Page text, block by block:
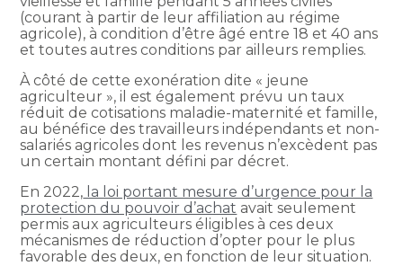
(courant à partir de leur affiliation au régime
agricole), à condition d’être âgé entre 18 et 40 ans
et toutes autres conditions par ailleurs remplies.
À côté de cette exonération dite « jeune
agriculteur », il est également prévu un taux
réduit de cotisations maladie-maternité et famille,
au bénéfice des travailleurs indépendants et non-
salariés agricoles dont les revenus n’excèdent pas
un certain montant défini par décret.
En 2022, la loi portant mesure d’urgence pour la
protection du pouvoir d’achat avait seulement
permis aux agriculteurs éligibles à ces deux
mécanismes de réduction d’opter pour le plus
favorable des deux, en fonction de leur situation.